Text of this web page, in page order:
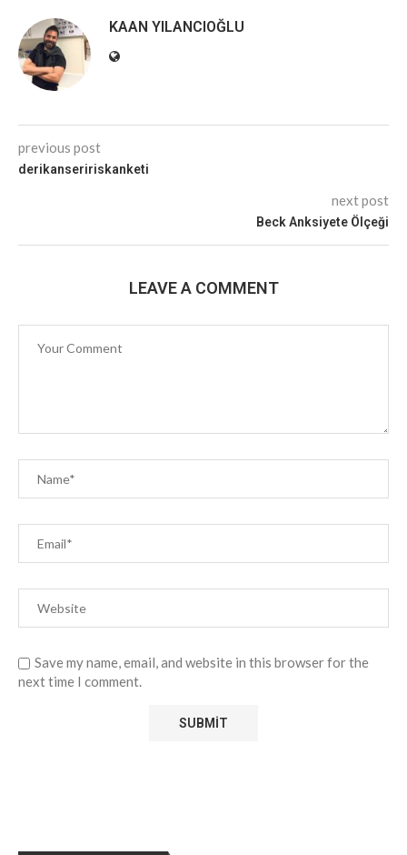
KAAN YILANCIOĞLU
previous post
derikanseririskanketi
next post
Beck Anksiyete Ölçeği
LEAVE A COMMENT
Save my name, email, and website in this browser for the
next time I comment.